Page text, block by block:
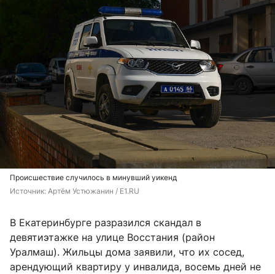
Происшествие случилось в минувший уикенд
Источник: Артём Устюжанин / E1.RU
В Екатеринбурге разразился скандал в
девятиэтажке на улице Восстания (район
Уралмаш). Жильцы дома заявили, что их сосед,
арендующий квартиру у инвалида, восемь дней не